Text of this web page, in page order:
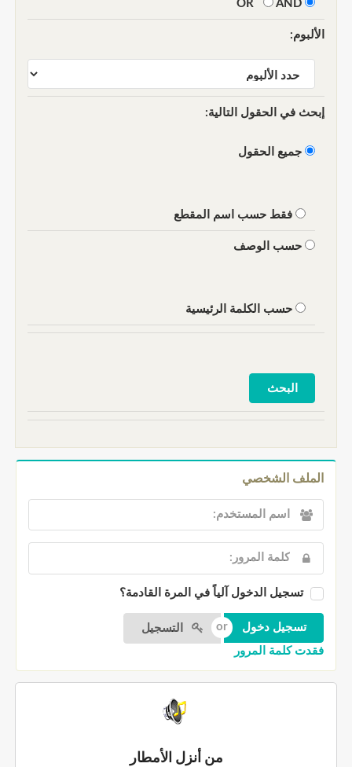
AND
الألبوم:
إبحث في الحقول التالية:
جميع الحقول
فقط حسب اسم المقطع
حسب الوصف
حسب الكلمة الرئيسية
الملف الشخصي
تسجيل الدخول آلياً في المرة القادمة؟
التسجيل
فقدت كلمة المرور
من أنزل الأمطار